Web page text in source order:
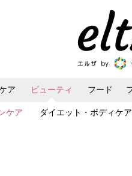
ア ビューティ
ケア ダイエット・ボディケア
フード